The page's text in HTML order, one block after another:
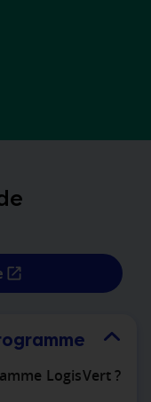
LogisVert ?